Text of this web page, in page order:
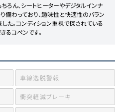
ろん、シートヒーターやデジタルインナ
備わっており、趣味性と快適性のバラン
た。コンディション重視で探されている
るコペンです。
車線逸脱警報
衝突軽減ブレーキ